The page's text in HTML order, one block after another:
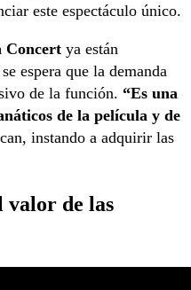
este espectáculo único.
Concert ya están
espera que la demanda
de la función. “Es una
de la película y de
instando a adquirir las
valor de las